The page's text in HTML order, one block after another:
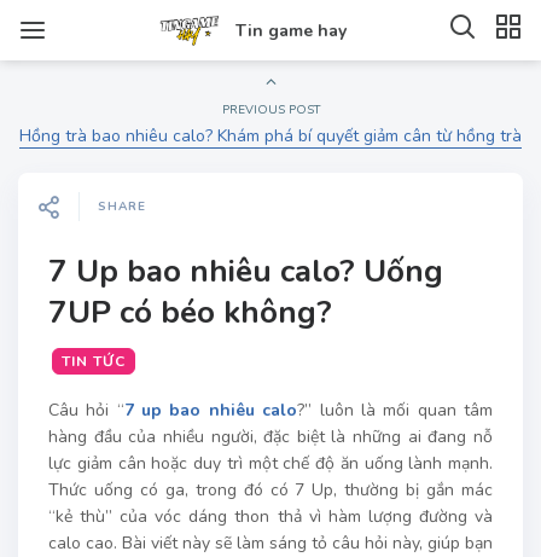
Tin game hay
PREVIOUS POST
Hồng trà bao nhiêu calo? Khám phá bí quyết giảm cân từ hồng trà
SHARE
7 Up bao nhiêu calo? Uống
7UP có béo không?
TIN TỨC
Câu hỏi “7 up bao nhiêu calo?” luôn là mối quan tâm
hàng đầu của nhiều người, đặc biệt là những ai đang nỗ
lực giảm cân hoặc duy trì một chế độ ăn uống lành mạnh.
Thức uống có ga, trong đó có 7 Up, thường bị gắn mác
“kẻ thù” của vóc dáng thon thả vì hàm lượng đường và
calo cao. Bài viết này sẽ làm sáng tỏ câu hỏi này, giúp bạn